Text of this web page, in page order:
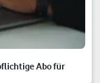
Abo für